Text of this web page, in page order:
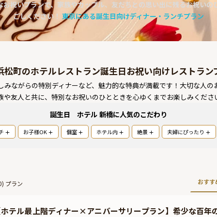
お祝いプランで、家族やカップル、友だちとの思い出に残るお祝いの
ごしください！ 東京にある誕生日向けディナー・ランチプラン
松町のホテルレストラン誕生日お祝い向けレストラン
ながらの特別ディナーなど、魅力的な特典が満載です！大切な人
友人と共に、特別なお祝いのひとときを心ゆくまでお楽しみくださ
誕生日 ホテル 新橋に人気のこだわり
お子様OK 個室 ホテル内 絶景 夫婦にぴったり
おすす
) プラン
テル最上階ディナー×アニバーサリープラン】希少な百年